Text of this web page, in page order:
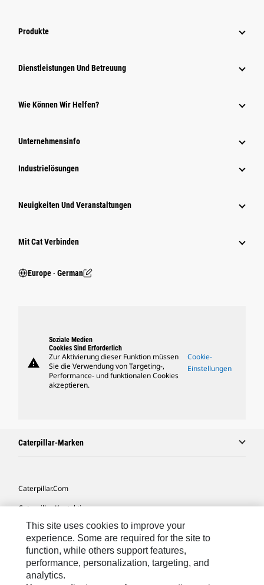
Produkte
Dienstleistungen Und Betreuung
Wie Können Wir Helfen?
Unternehmensinfo
Industrielösungen
Neuigkeiten Und Veranstaltungen
Mit Cat Verbinden
Europe ‧ German
warning
Soziale Medien
Cookies Sind Erforderlich
Zur Aktivierung dieser Funktion müssen
Sie die Verwendung von Targeting-,
Performance- und funktionalen Cookies
akzeptieren.
Cookie-
Einstellungen
Caterpillar-Marken
Caterpillar.com
Caterpillar Kontaktieren
Meine Marketing-Präferenzen
Seitenübersicht
Cookie Settings
This site uses cookies to improve your
experience. Some are required for the site to
function, while others support features,
performance, personalization, targeting, and
analytics.